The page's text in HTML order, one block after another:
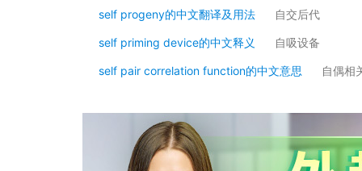
self progeny的中文翻译及用法 自交后代
self priming device的中文释义 自吸设备
self pair correlation function的中文意思 自偶相